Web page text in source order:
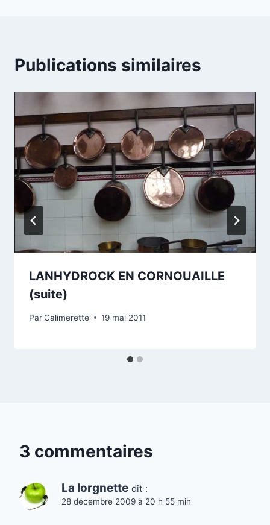
Publications similaires
LANHYDROCK EN CORNOUAILLE
(suite)
ParCalimerette 19 mai 2011
3 commentaires
La lorgnette dit :
28 décembre 2009 à 20 h 55 min